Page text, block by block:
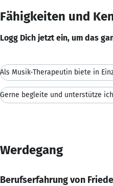
Fähigkeiten und
Logg Dich jetzt ein, um das
Als Musik-Therapeutin biete in
Gerne begleite und unterstütze
Werdegang
Berufserfahrung von